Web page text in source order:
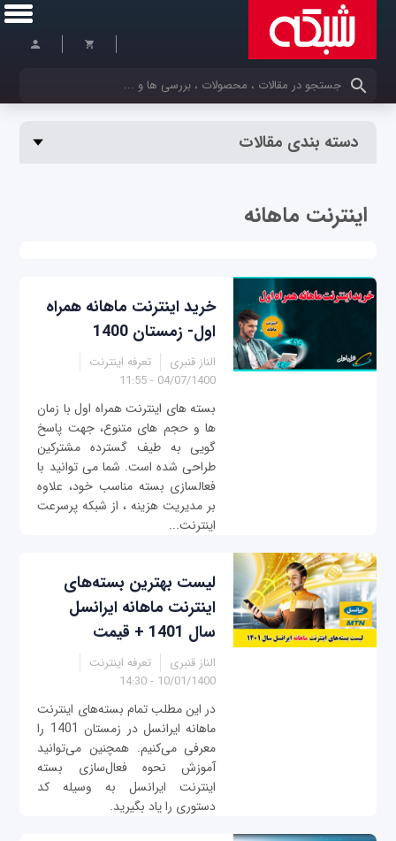
کلمات کلیدی خود را وارد کنید
دسته بندی مقالات
اینترنت ماهانه
خرید اینترنت ماهانه همراه
اول- زمستان 1400
الناز قنبری
تعرفه اینترنت
04/07/1400 - 11:55
بسته های اینترنت همراه اول با زمان
ها و حجم های متنوع، جهت پاسخ
گویی به طیف گسترده مشترکین
طراحی شده است. شما می توانید با
فعالسازی بسته مناسب خود، علاوه
بر مدیریت هزینه ، از شبکه پرسرعت
اینترنت...
لیست بهترین بسته‌های
اینترنت ماهانه ایرانسل
سال 1401 + قیمت
الناز قنبری
تعرفه اینترنت
10/01/1400 - 14:30
در این مطلب تمام بسته‌های اینترنت
ماهانه ایرانسل در زمستان 1401 را
معرفی می‌کنیم. همچنین می‌توانید
آموزش نحوه فعال‌سازی بسته
اینترنت ایرانسل به وسیله کد
دستوری را یاد بگیرید.